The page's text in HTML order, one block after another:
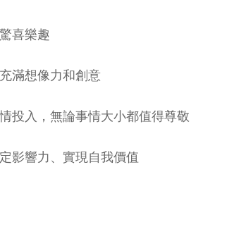
喜樂趣
滿想像力和創意
投入，無論事情大小都值得尊敬
影響力、實現自我價值